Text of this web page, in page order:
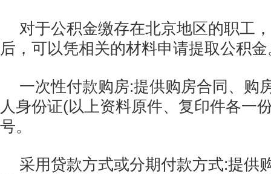
对于公积金缴存在北京地区的职工
后，可以凭相关的材料申请提取公积金
一次性付款购房:提供购房合同、购
人身份证(以上资料原件、复印件各一
号。
采用贷款方式或分期付款方式:提供